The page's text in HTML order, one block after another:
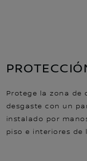
Protege la zona de
desgaste con un
instalado por
piso e interiores de